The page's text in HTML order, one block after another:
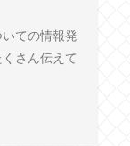
ての情報発
さん伝えて